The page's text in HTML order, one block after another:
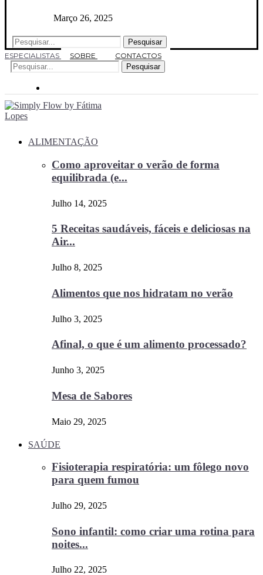
Março 26, 2025
Pesquisar
ESPECIALISTAS
SOBRE
CONTACTOS
Pesquisar
ALIMENTAÇÃO
Como aproveitar o verão de forma
equilibrada (e...
Julho 14, 2025
5 Receitas saudáveis, fáceis e deliciosas na
Air...
Julho 8, 2025
Alimentos que nos hidratam no verão
Julho 3, 2025
Afinal, o que é um alimento processado?
Junho 3, 2025
Mesa de Sabores
Maio 29, 2025
SAÚDE
Fisioterapia respiratória: um fôlego novo
para quem fumou
Julho 29, 2025
Sono infantil: como criar uma rotina para
noites...
Julho 22, 2025